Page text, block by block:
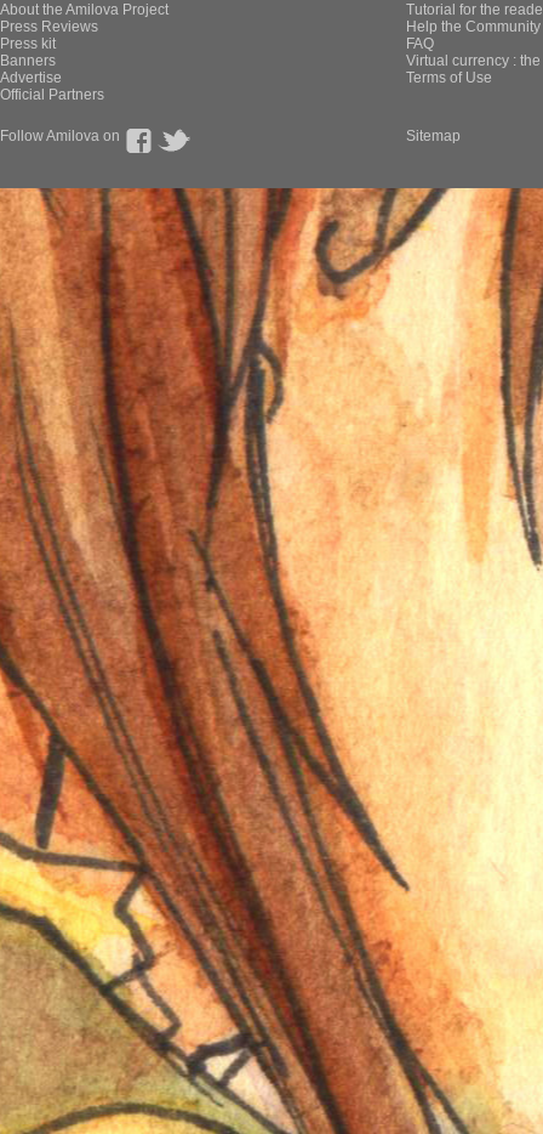
About the Amilova Project
Press Reviews
Press kit
Banners
Advertise
Official Partners
Tutorial for the
Help the
FAQ
Virtual currency :
Terms of Use
Follow Amilova on Sitemap